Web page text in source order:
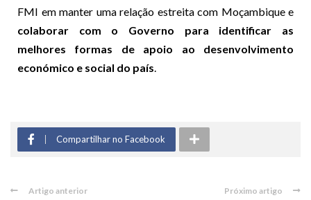
FMI em manter uma relação estreita com Moçambique e
colaborar com o Governo para identificar as
melhores formas de apoio ao desenvolvimento
económico e social do país.
Compartilhar no Facebook
Artigo anterior Próximo artigo